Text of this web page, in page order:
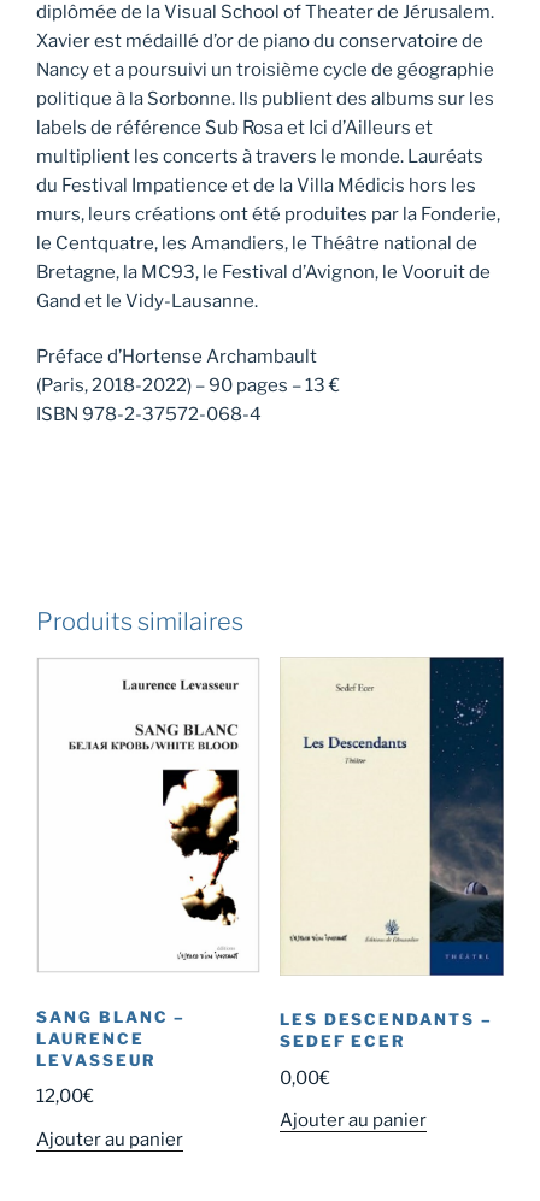
diplômée de la Visual School of Theater de Jérusalem.
Xavier est médaillé d’or de piano du conservatoire de
Nancy et a poursuivi un troisième cycle de géographie
politique à la Sorbonne. Ils publient des albums sur les
labels de référence Sub Rosa et Ici d’Ailleurs et
multiplient les concerts à travers le monde. Lauréats
du Festival Impatience et de la Villa Médicis hors les
murs, leurs créations ont été produites par la Fonderie,
le Centquatre, les Amandiers, le Théâtre national de
Bretagne, la MC93, le Festival d’Avignon, le Vooruit de
Gand et le Vidy-Lausanne.
Préface d’Hortense Archambault
(Paris, 2018-2022) – 90 pages – 13 €
ISBN 978-2-37572-068-4
Produits similaires
SANG BLANC –
LAURENCE
LEVASSEUR
12,00€
Ajouter au panier
LES DESCENDANTS –
SEDEF ECER
0,00€
Ajouter au panier